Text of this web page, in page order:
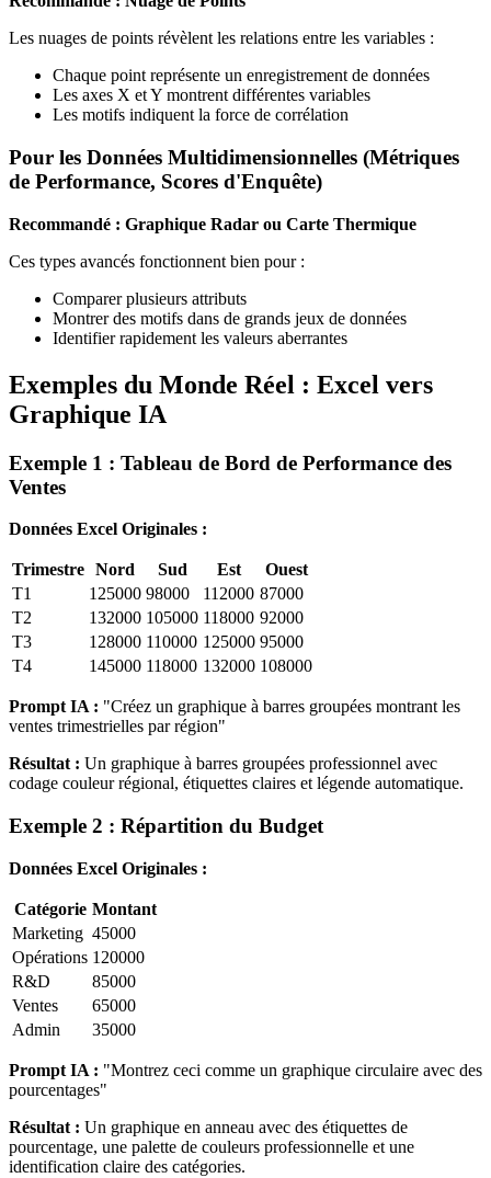
Les nuages de points révèlent les relations entre les variables :
Chaque point représente un enregistrement de données
Les axes X et Y montrent différentes variables
Les motifs indiquent la force de corrélation
Pour les Données Multidimensionnelles (Métriques
de Performance, Scores d'Enquête)
Recommandé : Graphique Radar ou Carte Thermique
Ces types avancés fonctionnent bien pour :
Comparer plusieurs attributs
Montrer des motifs dans de grands jeux de données
Identifier rapidement les valeurs aberrantes
Exemples du Monde Réel : Excel vers
Graphique IA
Exemple 1 : Tableau de Bord de Performance des
Ventes
Données Excel Originales :
Trimestre Nord Sud Est
Ouest
T1
125000 98000 112000 87000
T2
132000 105000 118000 92000
T3
128000 110000 125000 95000
T4
145000 118000 132000 108000
Prompt IA : "Créez un graphique à barres groupées montrant les
ventes trimestrielles par région"
Résultat : Un graphique à barres groupées professionnel avec
codage couleur régional, étiquettes claires et légende automatique.
Exemple 2 : Répartition du Budget
Données Excel Originales :
Catégorie Montant
Marketing 45000
Opérations 120000
R&D
85000
Ventes
65000
Admin
35000
Prompt IA : "Montrez ceci comme un graphique circulaire avec des
pourcentages"
Résultat : Un graphique en anneau avec des étiquettes de
pourcentage, une palette de couleurs professionnelle et une
identification claire des catégories.